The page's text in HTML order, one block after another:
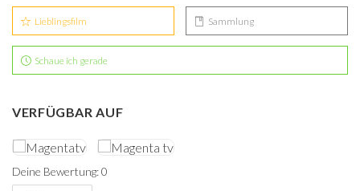
Lieblingsfilm Sammlung
Schaue ich gerade
VERFÜGBAR AUF
Deine Bewertung: 0